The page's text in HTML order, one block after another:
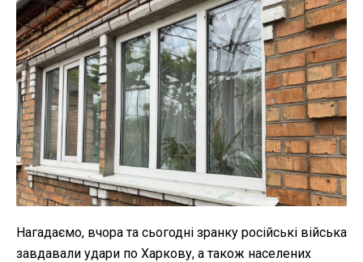
Нагадаємо, вчора та сьогодні зранку російські війська
завдавали удари по Харкову, а також населених